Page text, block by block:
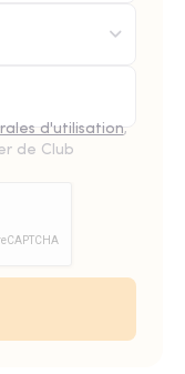
d'utilisation,
de Club